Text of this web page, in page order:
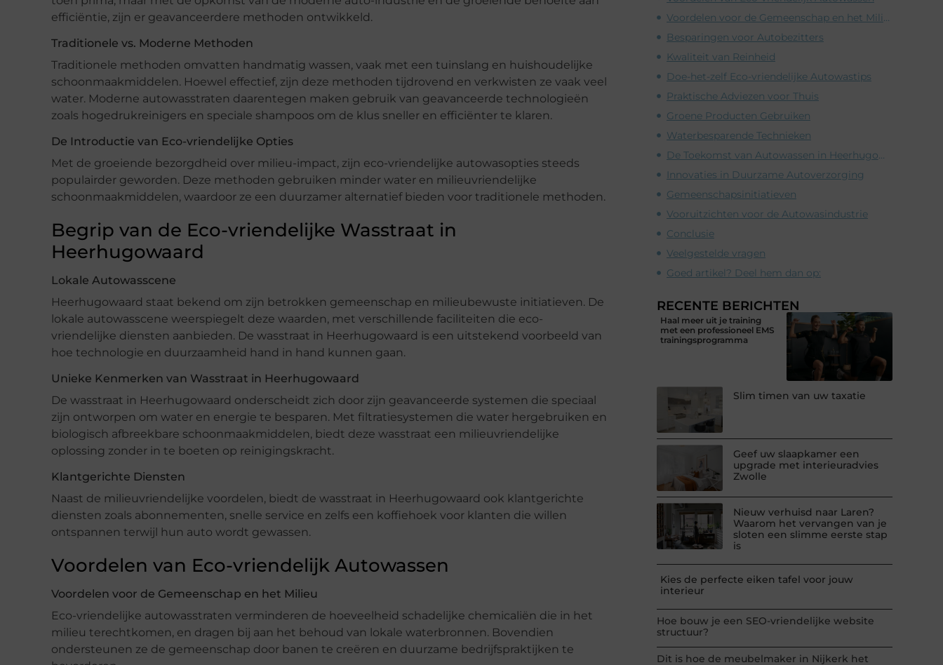
efficiëntie, zijn er geavanceerdere methoden ontwikkeld.
Traditionele vs. Moderne Methoden
Traditionele methoden omvatten handmatig wassen, vaak met een tuinslang en huishoudelijke
schoonmaakmiddelen. Hoewel effectief, zijn deze methoden tijdrovend en verkwisten ze vaak veel
water. Moderne autowasstraten daarentegen maken gebruik van geavanceerde technologieën
zoals hogedrukreinigers en speciale shampoos om de klus sneller en efficiënter te klaren.
De Introductie van Eco-vriendelijke Opties
Met de groeiende bezorgdheid over milieu-impact, zijn eco-vriendelijke autowasopties steeds
populairder geworden. Deze methoden gebruiken minder water en milieuvriendelijke
schoonmaakmiddelen, waardoor ze een duurzamer alternatief bieden voor traditionele methoden.
Begrip van de Eco-vriendelijke Wasstraat in
Heerhugowaard
Lokale Autowasscene
Heerhugowaard staat bekend om zijn betrokken gemeenschap en milieubewuste initiatieven. De
lokale autowasscene weerspiegelt deze waarden, met verschillende faciliteiten die eco-
vriendelijke diensten aanbieden. De wasstraat in Heerhugowaard is een uitstekend voorbeeld van
hoe technologie en duurzaamheid hand in hand kunnen gaan.
Unieke Kenmerken van Wasstraat in Heerhugowaard
De wasstraat in Heerhugowaard onderscheidt zich door zijn geavanceerde systemen die speciaal
zijn ontworpen om water en energie te besparen. Met filtratiesystemen die water hergebruiken en
biologisch afbreekbare schoonmaakmiddelen, biedt deze wasstraat een milieuvriendelijke
oplossing zonder in te boeten op reinigingskracht.
Klantgerichte Diensten
Naast de milieuvriendelijke voordelen, biedt de wasstraat in Heerhugowaard ook klantgerichte
diensten zoals abonnementen, snelle service en zelfs een koffiehoek voor klanten die willen
ontspannen terwijl hun auto wordt gewassen.
Voordelen van Eco-vriendelijk Autowassen
Voordelen voor de Gemeenschap en het Milieu
Eco-vriendelijke autowasstraten verminderen de hoeveelheid schadelijke chemicaliën die in het
milieu terechtkomen, en dragen bij aan het behoud van lokale waterbronnen. Bovendien
ondersteunen ze de gemeenschap door banen te creëren en duurzame bedrijfspraktijken te
Voordelen voor de Gemeenschap en het Milieu
Besparingen voor Autobezitters
Kwaliteit van Reinheid
Doe-het-zelf Eco-vriendelijke Autowastips
Praktische Adviezen voor Thuis
Groene Producten Gebruiken
Waterbesparende Technieken
De Toekomst van Autowassen in Heerhugowaard
Innovaties in Duurzame Autoverzorging
Gemeenschapsinitiatieven
Vooruitzichten voor de Autowasindustrie
Conclusie
Veelgestelde vragen
Goed artikel? Deel hem dan op:
RECENTE BERICHTEN
Haal meer uit je training
met een professioneel EMS
trainingsprogramma
Slim timen van uw taxatie
Geef uw slaapkamer een
upgrade met interieuradvies
Zwolle
Nieuw verhuisd naar Laren?
Waarom het vervangen van je
sloten een slimme eerste stap
is
Kies de perfecte eiken tafel voor jouw
interieur
Hoe bouw je een SEO-vriendelijke website
structuur?
Dit is hoe de meubelmaker in Nijkerk het